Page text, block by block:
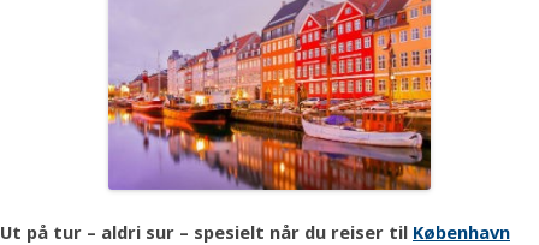
Ut på tur – aldri sur – spesielt når du reiser til København